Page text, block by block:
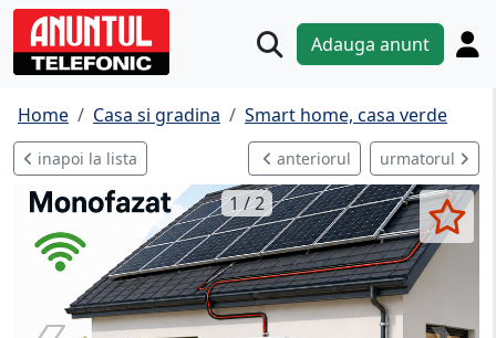
Adauga anunt
Home Casa si gradina Smart home, casa verde
inapoi la lista anteriorul urmatorul
1 / 2